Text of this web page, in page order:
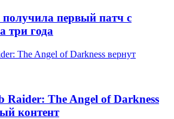
первый патч с
три года
The Angel of Darkness вернут
Raider: The Angel of Darkness
контент